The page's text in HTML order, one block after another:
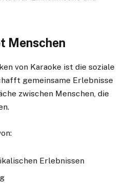
Menschen
von Karaoke ist die soziale
gemeinsame Erlebnisse
zwischen Menschen, die
Erlebnissen